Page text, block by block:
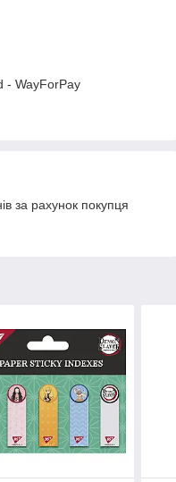
- WayForPay
за рахунок покупця